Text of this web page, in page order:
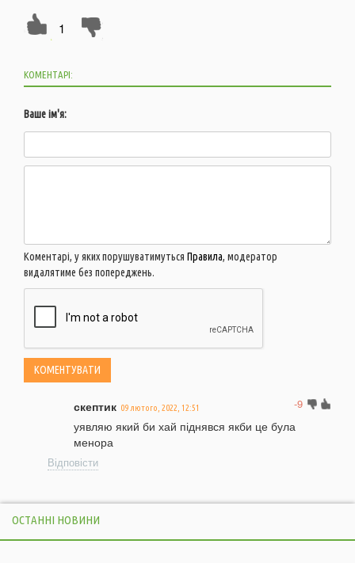
1
КОМЕНТАРІ:
Ваше ім'я:
Коментарі, у яких порушуватимуться Правила, модератор
видалятиме без попереджень.
-9
скептик 09 лютого, 2022, 12:51
уявляю який би хай піднявся якби це була
менора
Відповісти
ОСТАННІ НОВИНИ